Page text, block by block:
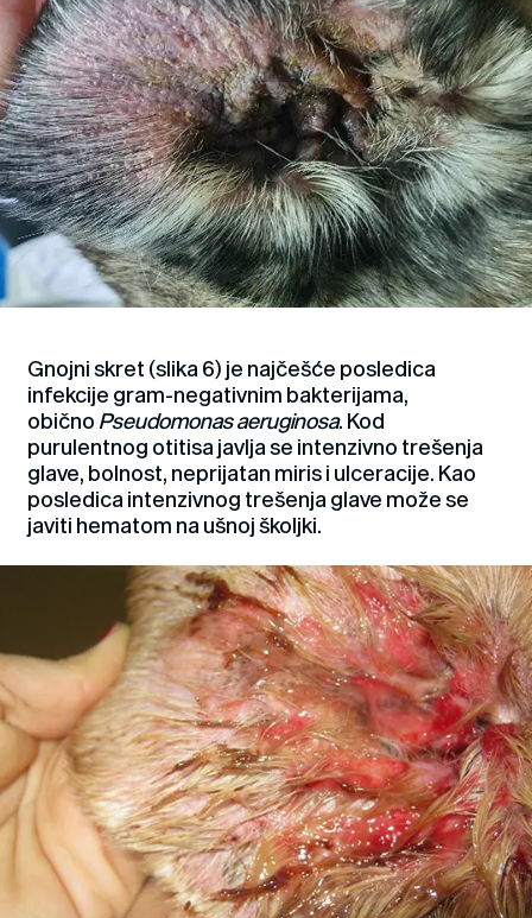
Gnojni skret (slika 6) je najčešće posledica
infekcije gram-negativnim bakterijama,
obično Pseudomonas aeruginosa. Kod
purulentnog otitisa javlja se intenzivno trešenja
glave, bolnost, neprijatan miris i ulceracije. Kao
posledica intenzivnog trešenja glave može se
javiti hematom na ušnoj školjki.